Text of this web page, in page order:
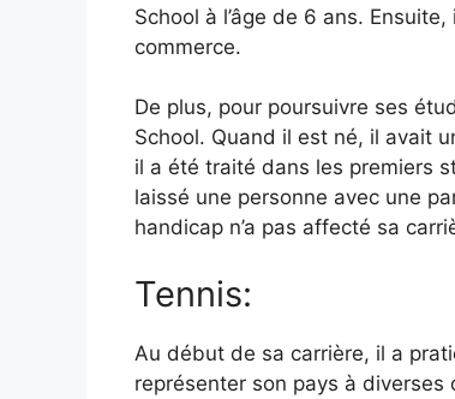
School à l’âge de 6 ans.
commerce.
De plus, pour poursuivre ses
School. Quand il est né, il avait
il a été traité dans les premiers
laissé une personne avec une
handicap n’a pas affecté sa
Tennis:
Au début de sa carrière, il a
représenter son pays à